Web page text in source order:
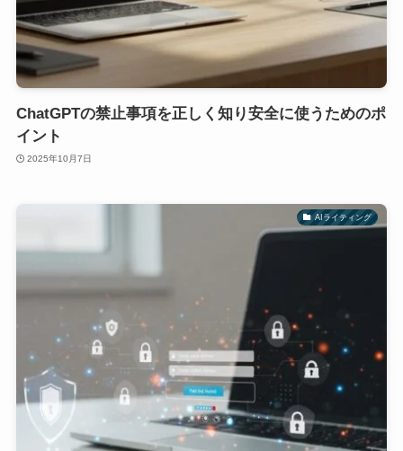
ChatGPTの禁止事項を正しく知り安全に使うためのポ
イント
2025年10月7日
AIライティング